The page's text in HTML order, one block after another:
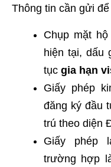
Thông tin cần gửi
Chụp mặt
hiện tại, dấu
tục gia hạn
Giấy phép
đăng ký đầu
trú theo diện
Giấy phép
trường hợp